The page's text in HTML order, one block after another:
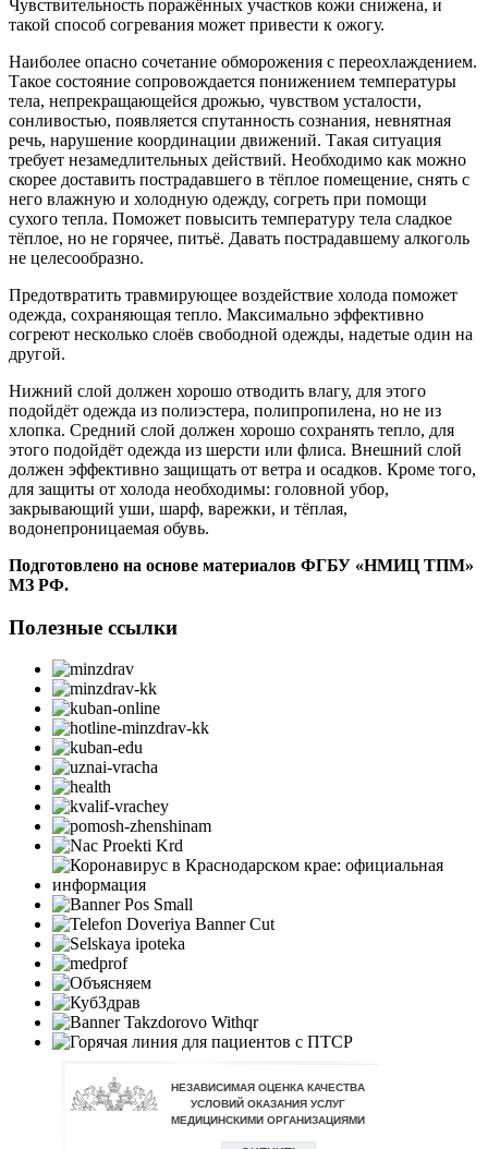
Чувствительность поражённых участков кожи снижена, и
такой способ согревания может привести к ожогу.
Наиболее опасно сочетание обморожения с переохлаждением.
Такое состояние сопровождается понижением температуры
тела, непрекращающейся дрожью, чувством усталости,
сонливостью, появляется спутанность сознания, невнятная
речь, нарушение координации движений. Такая ситуация
требует незамедлительных действий. Необходимо как можно
скорее доставить пострадавшего в тёплое помещение, снять с
него влажную и холодную одежду, согреть при помощи
сухого тепла. Поможет повысить температуру тела сладкое
тёплое, но не горячее, питьё. Давать пострадавшему алкоголь
не целесообразно.
Предотвратить травмирующее воздействие холода поможет
одежда, сохраняющая тепло. Максимально эффективно
согреют несколько слоёв свободной одежды, надетые один на
другой.
Нижний слой должен хорошо отводить влагу, для этого
подойдёт одежда из полиэстера, полипропилена, но не из
хлопка. Средний слой должен хорошо сохранять тепло, для
этого подойдёт одежда из шерсти или флиса. Внешний слой
должен эффективно защищать от ветра и осадков. Кроме того,
для защиты от холода необходимы: головной убор,
закрывающий уши, шарф, варежки, и тёплая,
водонепроницаемая обувь.
Подготовлено на основе материалов ФГБУ «НМИЦ ТПМ»
МЗ РФ.
Полезные ссылки